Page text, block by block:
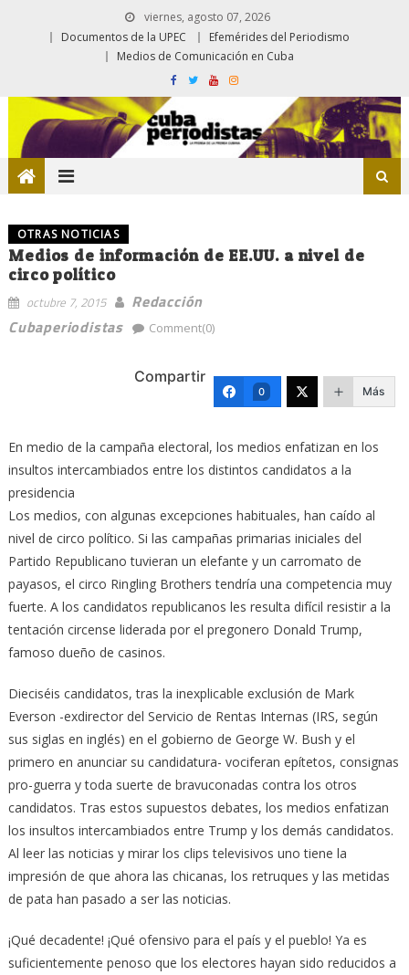
viernes, agosto 07, 2026
Documentos de la UPEC
Efemérides del Periodismo
Medios de Comunicación en Cuba
OTRAS NOTICIAS
Medios de información de EE.UU. a nivel de
circo político
octubre 7, 2015
Redacción
Cubaperiodistas
Comment(0)
Compartir
0 Más
En medio de la campaña electoral, los medios enfatizan en los
insultos intercambiados entre los distintos candidatos a la
presidencia
Los medios, con algunas excepciones habituales, han caído al
nivel de circo político. Si las campañas primarias iniciales del
Partido Republicano tuvieran un elefante y un carromato de
payasos, el circo Ringling Brothers tendría una competencia muy
fuerte. A los candidatos republicanos les resulta difícil resistir a la
tentación circense liderada por el pregonero Donald Trump,
famoso dueño de casinos.
Dieciséis candidatos, tras la inexplicable exclusión de Mark
Everson -exdirector del Servicio de Rentas Internas (IRS, según
sus siglas en inglés) en el gobierno de George W. Bush y el
primero en anunciar su candidatura- vociferan epítetos, consignas
pro-guerra y toda suerte de bravuconadas contra los otros
candidatos. Tras estos supuestos debates, los medios enfatizan
los insultos intercambiados entre Trump y los demás candidatos.
Al leer las noticias y mirar los clips televisivos uno tiene la
impresión de que ahora las chicanas, los retruques y las metidas
de pata han pasado a ser las noticias.
¡Qué decadente! ¡Qué ofensivo para el país y el pueblo! Ya es
suficientemente penoso que los electores hayan sido reducidos a